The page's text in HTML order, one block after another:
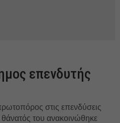
επενδυτής
στις επενδύσεις
του ανακοινώθηκε